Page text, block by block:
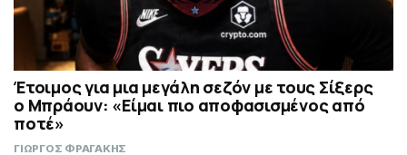
Έτοιμος για μια μεγάλη σεζόν με τους Σίξερς
ο Μπράουν: «Είμαι πιο αποφασισμένος από
ποτέ»
ΓΙΩΡΓΟΣ ΦΡΑΓΑΚΗΣ